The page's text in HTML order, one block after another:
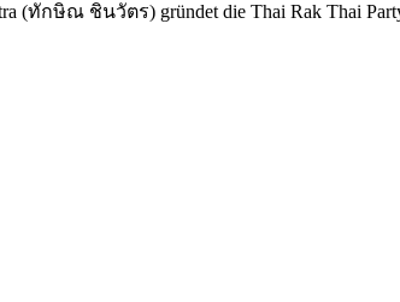
(ทักษิณ ชินวัตร) gründet die Thai Rak Thai